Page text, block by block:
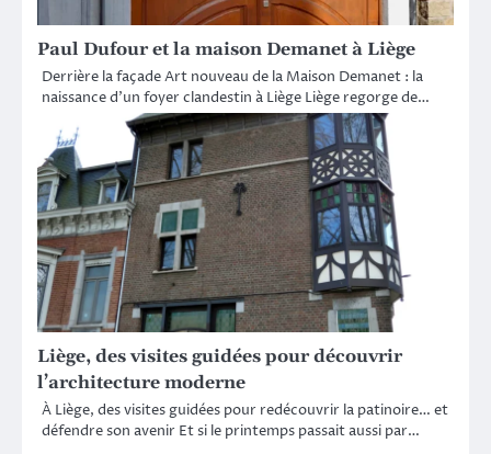
Paul Dufour et la maison Demanet à Liège
Derrière la façade Art nouveau de la Maison Demanet : la
naissance d’un foyer clandestin à Liège Liège regorge de…
Liège, des visites guidées pour découvrir
l’architecture moderne
À Liège, des visites guidées pour redécouvrir la patinoire… et
défendre son avenir Et si le printemps passait aussi par…